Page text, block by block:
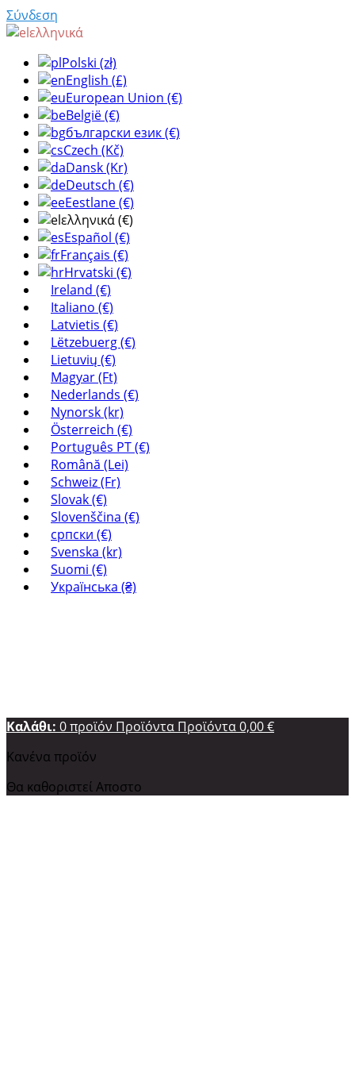
Σύνδεση
ελληνικά
Polski (zł)
English (£)
European Union (€)
België (€)
български език (€)
Czech (Kč)
Dansk (Kr)
Deutsch (€)
Eestlane (€)
ελληνικά (€)
Español (€)
Français (€)
Hrvatski (€)
Ireland (€)
Italiano (€)
Latvietis (€)
Lëtzebuerg (€)
Lietuvių (€)
Magyar (Ft)
Nederlands (€)
Nynorsk (kr)
Österreich (€)
Português PT (€)
Română (Lei)
Schweiz (Fr)
Slovak (€)
Slovenščina (€)
српски (€)
Svenska (kr)
Suomi (€)
Українська (₴)
Καλάθι: 0προϊόν Προϊόντα Προϊόντα0,00 €
Κανένα προϊόν
Θα καθοριστείΑποστο